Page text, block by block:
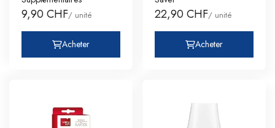
9,90 CHF/ unité
Acheter
22,90 CHF/ unité
Acheter